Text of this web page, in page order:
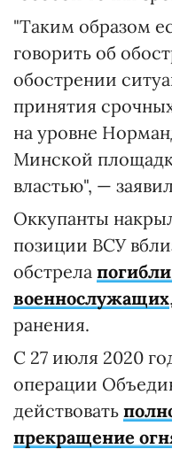
"Таким образом
говорить об
обострении
принятия
на уровне
Минской
властью", —
Оккупанты
позиции ВСУ
обстрела
военнослужащих
ранения.
С 27 июля 2020
операции
действовать
прекращение